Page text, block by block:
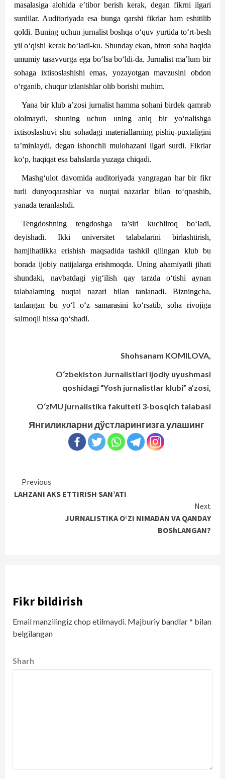
masalasiga alohida e’tibor berish kerak, degan fikrni ilgari
surdilar. Auditoriyada esa bunga qarshi fikrlar ham eshitilib
qoldi. Buning uchun jurnalist boshqa o‘quv yurtida to‘rt-besh
yil o‘qishi kerak bo‘ladi-ku. Shunday ekan, biron soha haqida
umumiy tasavvurga ega bo‘lsa bo‘ldi-da. Jurnalist ma’lum bir
sohaga ixtisoslashishi emas, yozayotgan mavzusini obdon
o‘rganib, chuqur izlanishlar olib borishi muhim.
Yana bir klub a’zosi jurnalist hamma sohani birdek qamrab
ololmaydi, shuning uchun uning aniq bir yo‘nalishga
ixtisoslashuvi shu sohadagi materiallarning pishiq-puxtaligini
ta’minlaydi, degan ishonch­li mulohazani ilgari surdi. Fikrlar
ko‘p, haqiqat esa bahslarda yuzaga chiqadi.
Mashg‘ulot davomida auditoriyada yangragan har bir fikr
turli dunyoqarashlar va nuqtai nazarlar bilan to‘qnashib,
yanada teranlashdi.
Tengdoshning tengdoshga ta’siri kuchliroq bo‘ladi,
deyishadi. Ikki universitet talabalarini birlashtirish,
hamjihatlikka erishish maqsadida tashkil qilingan klub bu
borada ijobiy natijalarga erishmoqda. Uning ahamiyatli jihati
shundaki, navbatdagi yig‘ilish qay tarzda o‘tishi aynan
talabalarning nuqtai nazari bilan tanlanadi. Bizningcha,
tanlangan bu yo‘l o‘z samarasini ko‘rsatib, soha rivojiga
salmoqli hissa qo‘shadi.
Shohsanam KOMILOVA,
O‘zbekiston Jurnalistlari ijodiy uyushmasi
qoshidagi “Yosh jurnalistlar klubi” a’zosi,
O‘zMU jurnalistika fakulteti 3-bosqich talabasi
Янгиликларни дўстларингизга улашинг
Continue
Reading
Previous
LAHZANI AKS ETTIRISH SAN’ATI
Next
JURNALISTIKA O‘ZI NIMADAN VA QANDAY
BOShLANGAN?
Fikr bildirish
Email manzilingiz chop etilmaydi. Majburiy bandlar* bilan
belgilangan
Sharh